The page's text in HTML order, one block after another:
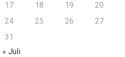
17
18 19 20
24
25 26 27
31
« Juli